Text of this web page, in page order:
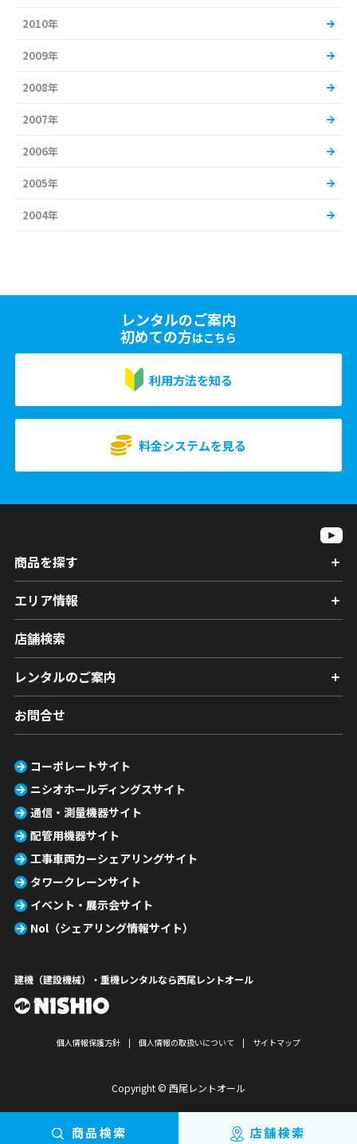
2010年
2009年
2008年
2007年
2006年
2005年
2004年
レンタルのご案内
初めての方はこちら
利用方法を知る
料金システムを見る
商品検索 店舗検索
商品を探す
エリア情報
店舗検索
レンタルのご案内
お問合せ
コーポレートサイト
ニシオホールディングスサイト
通信・測量機器サイト
配管用機器サイト
工事車両カーシェアリングサイト
タワークレーンサイト
イベント・展示会サイト
Nol（シェアリング情報サイト）
建機（建設機械）・重機レンタルなら西尾レントオール
個人情報保護方針 個人情報の取扱いについて サイトマップ
Copyright © 西尾レントオール